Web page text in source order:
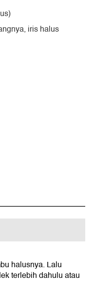
iris halus
halusnya. Lalu
terlebih dahulu atau